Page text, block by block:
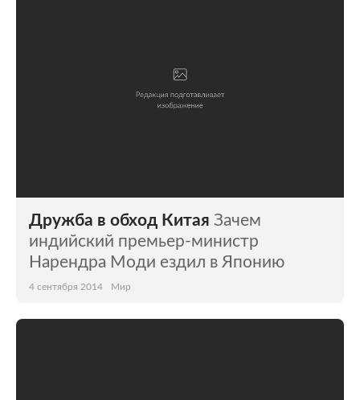
Дружба в обход Китая Зачем
индийский премьер-министр
Нарендра Моди ездил в Японию
4 сентября 2014 Мир